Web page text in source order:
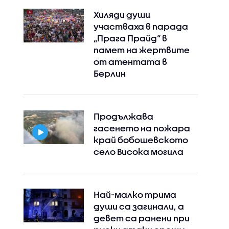
Хиляди души
участваха в парада
„Прага Прайд“ в
памет на жертвите
от атентата в
Берлин
Продължава
гасенето на пожара
край бобошевското
село Висока могила
Най-малко трима
души са загинали, а
девет са ранени при